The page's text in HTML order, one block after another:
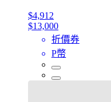
$4,912
$13,000
折價券
P幣